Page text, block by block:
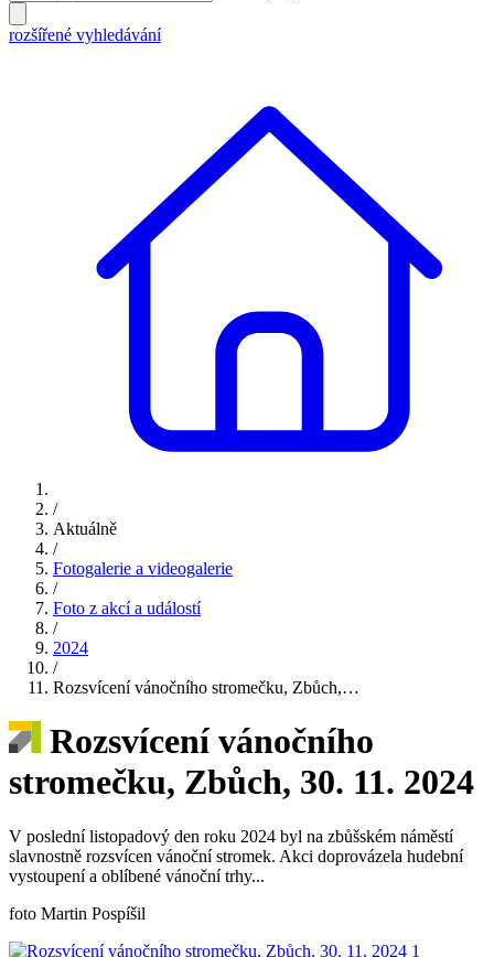
rozšířené vyhledávání
/
Aktuálně
/
Fotogalerie a videogalerie
/
Foto z akcí a událostí
/
2024
/
Rozsvícení vánočního stromečku, Zbůch,…
Rozsvícení vánočního
stromečku, Zbůch, 30. 11. 2024
V poslední listopadový den roku 2024 byl na zbůšském náměstí
slavnostně rozsvícen vánoční stromek. Akci doprovázela hudební
vystoupení a oblíbené vánoční trhy...
foto Martin Pospíšil